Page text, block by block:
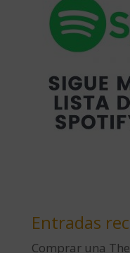
Entradas
Comprar una